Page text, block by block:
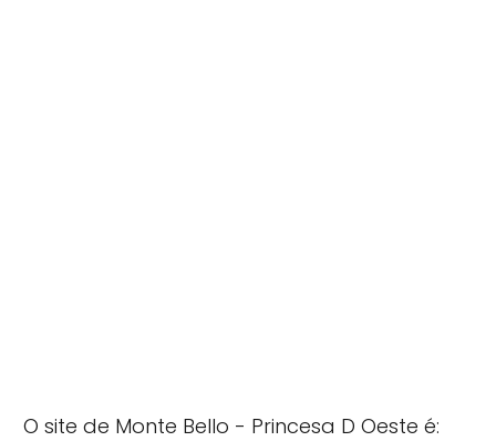
O site de Monte Bello - Princesa D Oeste é: